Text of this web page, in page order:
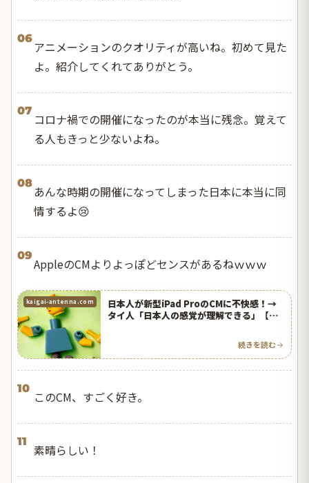
06
アニメーションのクオリティが高いね。初めて見た
よ。紹介してくれてありがとう。
07
コロナ禍での開催になったのが本当に残念。覚えて
る人もきっと少ないよね。
08
あんな時期の開催になってしまった日本に本当に同
情するよ😢
09
AppleのCMよりよっぽどセンスがあるねｗｗｗ
kaigai-antenna.com
日本人が新型iPad ProのCMに不快感！→
タイ人「日本人の感覚が理解できる」【タ
続きを読む
10
このCM、すごく好き。
11
素晴らしい！